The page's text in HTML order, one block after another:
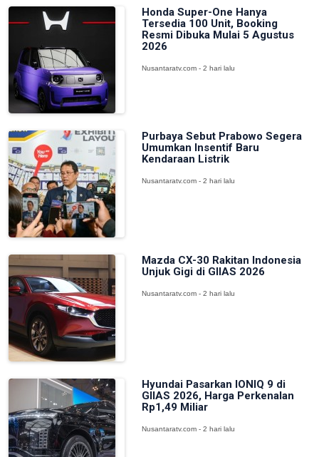
Honda Super-One Hanya
Tersedia 100 Unit, Booking
Resmi Dibuka Mulai 5 Agustus
2026
Nusantaratv.com - 2 hari lalu
Purbaya Sebut Prabowo Segera
Umumkan Insentif Baru
Kendaraan Listrik
Nusantaratv.com - 2 hari lalu
Mazda CX-30 Rakitan Indonesia
Unjuk Gigi di GIIAS 2026
Nusantaratv.com - 2 hari lalu
Hyundai Pasarkan IONIQ 9 di
GIIAS 2026, Harga Perkenalan
Rp1,49 Miliar
Nusantaratv.com - 2 hari lalu